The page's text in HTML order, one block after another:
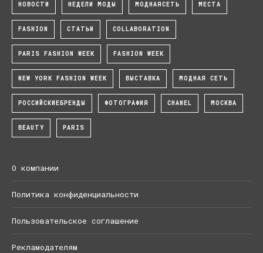
НОВОСТИ НЕДЕЛИ МОДЫ МОДНАЯСЕТЬ МЕСТА
FASHION СТАТЬИ COLLABORATION
PARIS FASHION WEEK FASHION WEEK
NEW YORK FASHION WEEK ВЫСТАВКА МОДНАЯ СЕТЬ
РОССИЙСКИЕБРЕНДЫ ФОТОГРАФИЯ CHANEL МОСКВА
BEAUTY PARIS
О компании
Политика конфиденциальности
Пользовательское соглашение
Рекламодателям